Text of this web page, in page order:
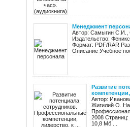
Менеджмент
Автор: Самыгин С.И.,
Издательство:
Формат: PDF/RAR
Описание Учебное
Развитие
Автор:
Жигилий О.
2008
10,8 Мб ...